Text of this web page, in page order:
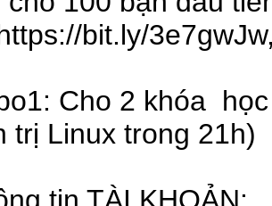
bit.ly/3e7gwJw
Cho 2 khóa họ
trị Linux trong 21h)